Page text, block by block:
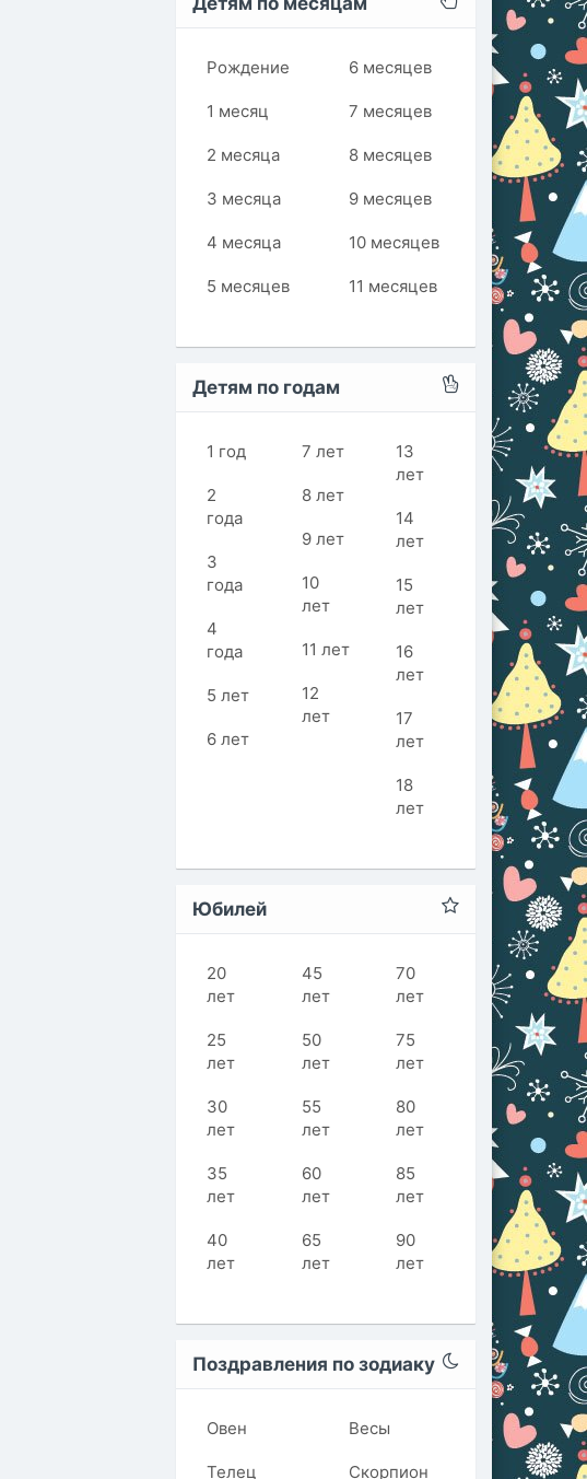
Рождение
1 месяц
2 месяца
3 месяца
4 месяца
5 месяцев
6 месяцев
7 месяцев
8 месяцев
9 месяцев
10 месяцев
11 месяцев
Детям по годам
1 год
2
года
3
года
4
года
5 лет
6 лет
7 лет
8 лет
9 лет
10
лет
11 лет
12
лет
13
лет
14
лет
15
лет
16
лет
17
лет
18
лет
Юбилей
20
лет
25
лет
30
лет
35
лет
40
лет
45
лет
50
лет
55
лет
60
лет
65
лет
70
лет
75
лет
80
лет
85
лет
90
лет
Поздравления по зодиаку
Овен
Телец
Весы
Скорпион